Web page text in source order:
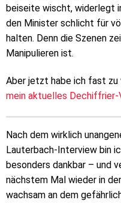
beiseite wischt, widerlegt
den Minister schlicht für
halten. Denn die Szenen
Manipulieren ist.
Aber jetzt habe ich fast zu
mein aktuelles Dechiffrier-
Nach dem wirklich
Lauterbach-Interview bin
besonders dankbar – und
nächstem Mal wieder in
wachsam an dem